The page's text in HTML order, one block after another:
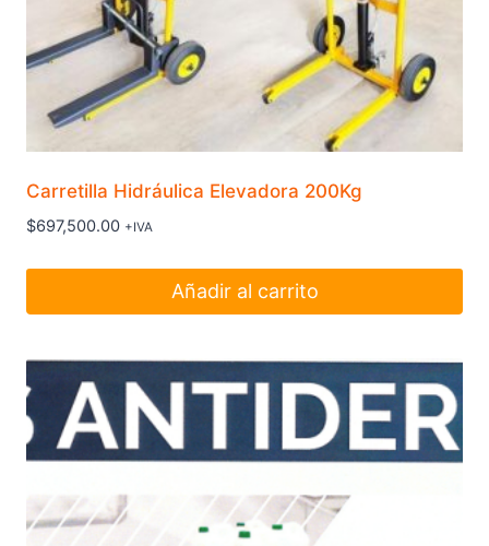
Carretilla Hidráulica Elevadora 200Kg
$697,500.00 +IVA
Añadir al carrito